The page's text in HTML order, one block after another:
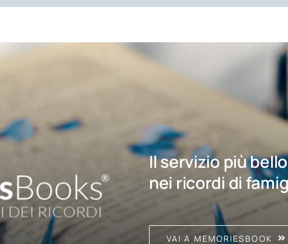
Il servizio più
nei ricordi di
VAI A MEMORIESBOOK